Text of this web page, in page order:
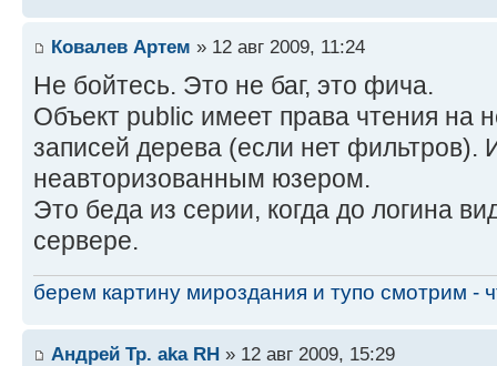
Ковалев Артем » 12 авг 2009, 11:24
Не бойтесь. Это не баг, это фича.
Объект public имеет права чтения на
записей дерева (если нет фильтров).
неавторизованным юзером.
Это беда из серии, когда до логина
сервере.
берем картину мироздания и тупо смотрим -
Андрей Тр. aka RH » 12 авг 2009, 15:29